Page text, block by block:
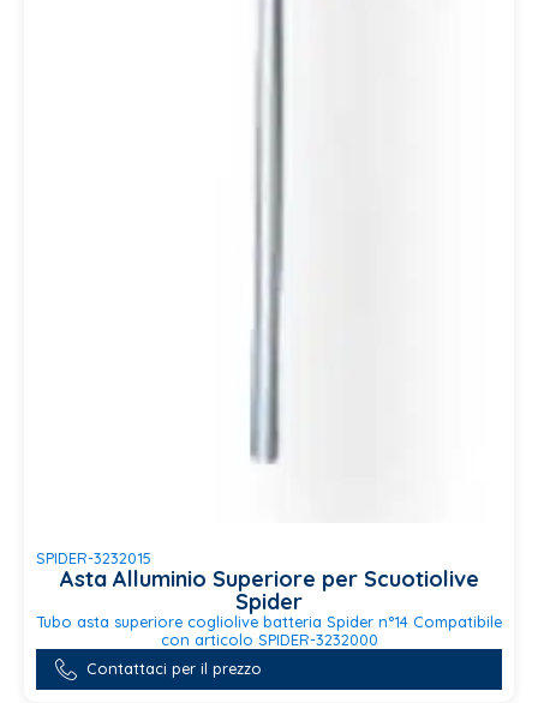
SPIDER-3232015
Asta Alluminio Superiore per Scuotiolive
Spider
Tubo asta superiore cogliolive batteria Spider n°14 Compatibile
con articolo SPIDER-3232000
Contattaci per il prezzo